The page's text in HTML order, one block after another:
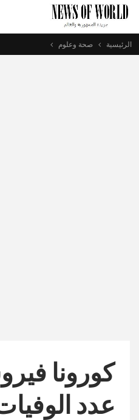
الرئيسية صحة وعلوم
كورونا
عدد